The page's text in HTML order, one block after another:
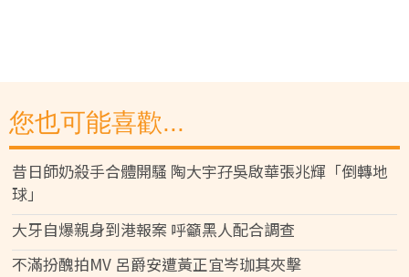
您也可能喜歡...
昔日師奶殺手合體開騷 陶大宇孖吳啟華張兆輝「倒轉地
球」
大牙自爆親身到港報案 呼籲黑人配合調查
不滿扮醜拍MV 呂爵安遭黃正宜岑珈其夾擊